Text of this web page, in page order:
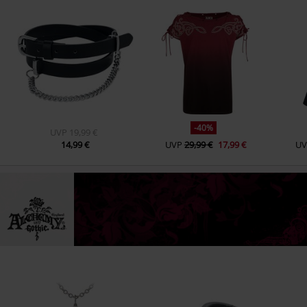
UVP
19,99 €
14,99 €
-40%
UVP 29,99 € 17,99 €